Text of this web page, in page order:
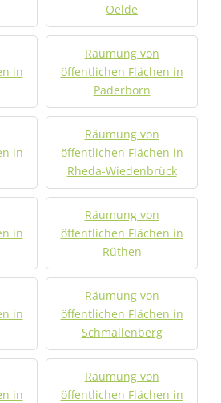
Oelde
in
Räumung von
öffentlichen Flächen in
Paderborn
in
Räumung von
öffentlichen Flächen in
Rheda-Wiedenbrück
in
Räumung von
öffentlichen Flächen in
Rüthen
in
Räumung von
öffentlichen Flächen in
Schmallenberg
in
Räumung von
öffentlichen Flächen in